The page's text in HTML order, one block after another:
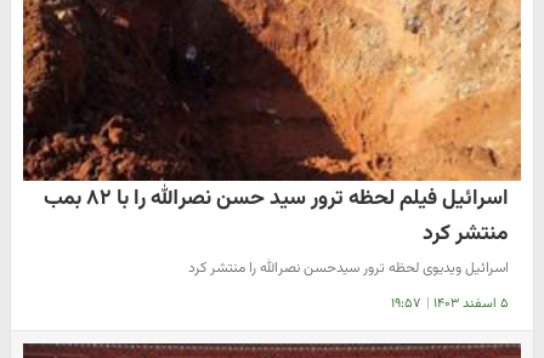
اسرائیل فیلم لحظه ترور سید حسن نصرالله را با ۸۲ بمب
منتشر کرد
اسرائیل ویدیوی لحظه ترور سیدحسن نصرالله را منتشر کرد
۵ اسفند ۱۴۰۳ | ۱۹:۵۷